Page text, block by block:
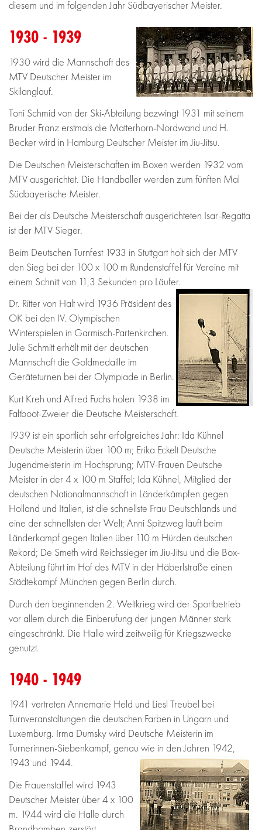
diesem und im folgenden Jahr Südbayerischer Meister.
1930 - 1939
1930 wird die Mannschaft des
MTV Deutscher Meister im
Skilanglauf.
Toni Schmid von der Ski-Abteilung bezwingt 1931 mit seinem
Bruder Franz erstmals die Matterhorn-Nordwand und H.
Becker wird in Hamburg Deutscher Meister im Jiu-Jitsu.
Die Deutschen Meisterschaften im Boxen werden 1932 vom
MTV ausgerichtet. Die Handballer werden zum fünften Mal
Südbayerische Meister.
Bei der als Deutsche Meisterschaft ausgerichteten Isar-Regatta
ist der MTV Sieger.
Beim Deutschen Turnfest 1933 in Stuttgart holt sich der MTV
den Sieg bei der 100 x 100 m Rundenstaffel für Vereine mit
einem Schnitt von 11,3 Sekunden pro Läufer.
Dr. Ritter von Halt wird 1936 Präsident des
OK bei den IV. Olympischen
Winterspielen in Garmisch-Partenkirchen.
Julie Schmitt erhält mit der deutschen
Mannschaft die Goldmedaille im
Geräteturnen bei der Olympiade in Berlin.
Kurt Kreh und Alfred Fuchs holen 1938 im
Faltboot-Zweier die Deutsche Meisterschaft.
1939 ist ein sportlich sehr erfolgreiches Jahr: Ida Kühnel
Deutsche Meisterin über 100 m; Erika Eckelt Deutsche
Jugendmeisterin im Hochsprung; MTV-Frauen Deutsche
Meister in der 4 x 100 m Staffel; Ida Kühnel, Mitglied der
deutschen Nationalmannschaft in Länderkämpfen gegen
Holland und Italien, ist die schnellste Frau Deutschlands und
eine der schnellsten der Welt; Anni Spitzweg läuft beim
Länderkampf gegen Italien über 110 m Hürden deutschen
Rekord; De Smeth wird Reichssieger im Jiu-Jitsu und die Box-
Abteilung führt im Hof des MTV in der Häberlstraße einen
Städtekampf München gegen Berlin durch.
Durch den beginnenden 2. Weltkrieg wird der Sportbetrieb
vor allem durch die Einberufung der jungen Männer stark
eingeschränkt. Die Halle wird zeitweilig für Kriegszwecke
genutzt.
1940 - 1949
1941 vertreten Annemarie Held und Liesl Treubel bei
Turnveranstaltungen die deutschen Farben in Ungarn und
Luxemburg. Irma Dumsky wird Deutsche Meisterin im
Turnerinnen-Siebenkampf, genau wie in den Jahren 1942,
1943 und 1944.
Die Frauenstaffel wird 1943
Deutscher Meister über 4 x 100
m. 1944 wird die Halle durch